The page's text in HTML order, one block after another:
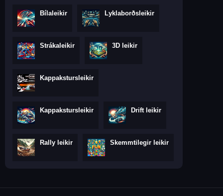
Bílaleikir Lyklaborðsleikir
Strákaleikir 3D leikir
Kappakstursleikir
Kappakstursleikir Drift leikir
Rally leikir Skemmtilegir leikir